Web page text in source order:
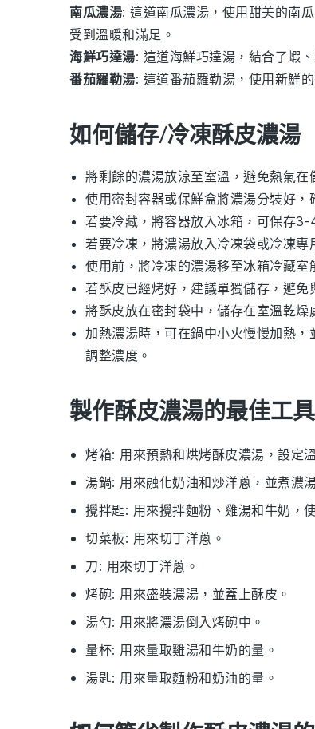
南瓜濃湯: 這道南瓜濃湯 ，使用甜美的南瓜
受到溫暖和滿足。
海鮮巧達湯: 這道海鮮巧達湯 ，結合了蝦 、
番茄羅勒湯: 這道番茄羅勒湯 ，使用新鮮的
如何儲存/冷凍酥皮濃湯
將剩餘的濃湯放涼至室溫，避免熱氣在
使用密封容器或保鮮盒將濃湯分裝好，
若要冷藏，將容器放入冰箱，可保存
若要冷凍，將濃湯放入冷凍袋或冷凍專
使用前，將冷凍的濃湯移至冰箱冷藏室
若酥皮已經烤好，建議單獨儲存，避免
將酥皮放在密封袋中，儲存在室溫乾
加熱濃湯時，可在鍋中小火慢慢加熱
調整濃度。
製作酥皮濃湯的最佳工具
烤箱: 用來預熱和烘烤酥皮濃湯，設定
湯鍋: 用來融化奶油和炒洋蔥，並煮濃
攪拌匙: 用來攪拌麵粉、雞湯和牛奶，
切菜板: 用來切丁洋蔥。
刀: 用來切丁洋蔥。
烤碗: 用來盛裝濃湯，並蓋上酥皮。
湯勺: 用來將濃湯倒入烤碗中。
量杯: 用來量取雞湯和牛奶的量。
湯匙: 用來量取麵粉和奶油的量。